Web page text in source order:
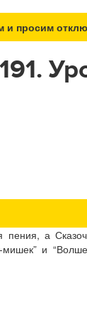
просим
пения, а
и